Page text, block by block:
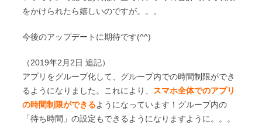
をかけられたら嬉しいのですが。。。
今後のアップデートに期待です(^^)
（2019年2月2日 追記）
アプリをグループ化して、グループ内での時間制限ができ
るようになりました。これにより、 スマホ全体でのアプリ
の時間制限ができるようになっています！グループ内の
「待ち時間」の設定もできるようになりますように。。。